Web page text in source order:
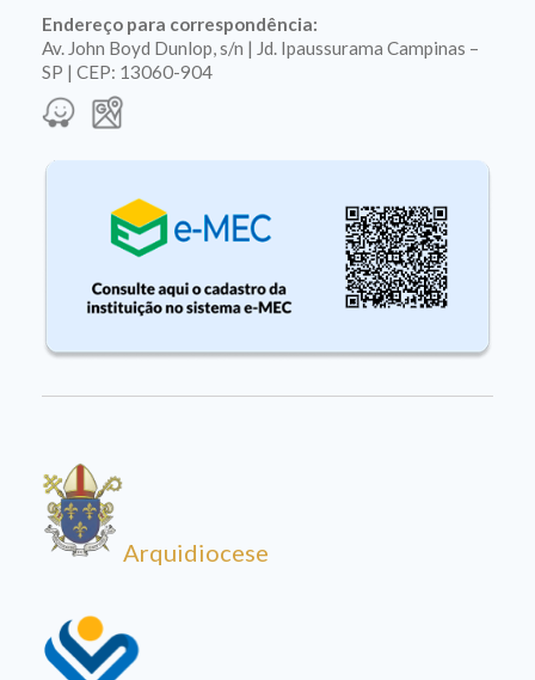
Endereço para correspondência:
Av. John Boyd Dunlop, s/n | Jd. Ipaussurama Campinas –
SP | CEP: 13060-904
Arquidiocese